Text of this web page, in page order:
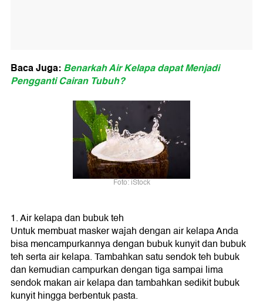
Baca Juga:Benarkah Air Kelapa dapat Menjadi
Pengganti Cairan Tubuh?
Foto: iStock
1. Air kelapa dan bubuk teh
Untuk membuat masker wajah dengan air kelapa Anda
bisa mencampurkannya dengan bubuk kunyit dan bubuk
teh serta air kelapa. Tambahkan satu sendok teh bubuk
dan kemudian campurkan dengan tiga sampai lima
sendok makan air kelapa dan tambahkan sedikit bubuk
kunyit hingga berbentuk pasta.